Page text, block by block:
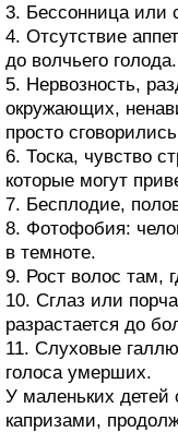
3. Бессонница или
4. Отсутствие
до волчьего голода.
5. Нервозность,
окружающих,
просто
6. Тоска, чувство
которые могут
7. Бесплодие,
8. Фотофобия:
в темноте.
9. Рост волос там,
10. Сглаз или
разрастается до
11. Слуховые
голоса умерших.
У маленьких детей
капризами,